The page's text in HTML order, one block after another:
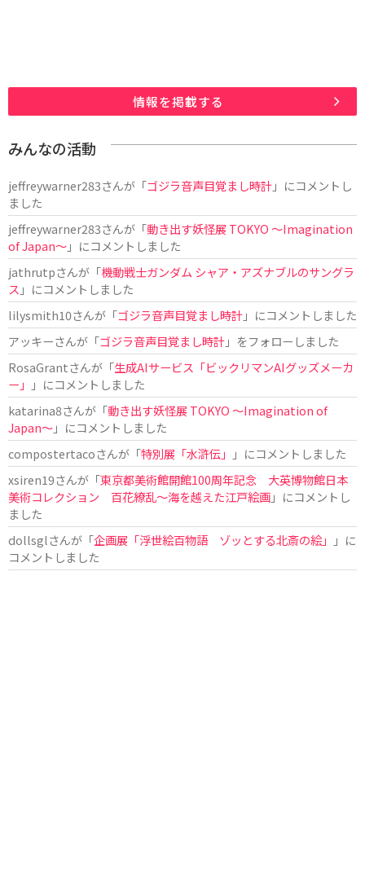
情報を掲載する
みんなの活動
jeffreywarner283さんが「ゴジラ音声目覚まし時計」にコメントし
ました
jeffreywarner283さんが「動き出す妖怪展 TOKYO 〜Imagination
of Japan〜」にコメントしました
jathrutpさんが「機動戦士ガンダム シャア・アズナブルのサングラ
ス 」にコメントしました
lilysmith10さんが「ゴジラ音声目覚まし時計」にコメントしました
アッキーさんが「ゴジラ音声目覚まし時計」をフォローしました
RosaGrantさんが「生成AIサービス「ビックリマンAIグッズメーカ
ー」
」にコメントしました
katarina8さんが「動き出す妖怪展 TOKYO 〜Imagination of
Japan〜」にコメントしました
compostertacoさんが「特別展「水滸伝」
」にコメントしました
xsiren19さんが「東京都美術館開館100周年記念 大英博物館日本
美術コレクション 百花繚乱～海を越えた江戸絵画」にコメントし
ました
dollsglさんが「企画展「浮世絵百物語 ゾッとする北斎の絵」
」に
コメントしました